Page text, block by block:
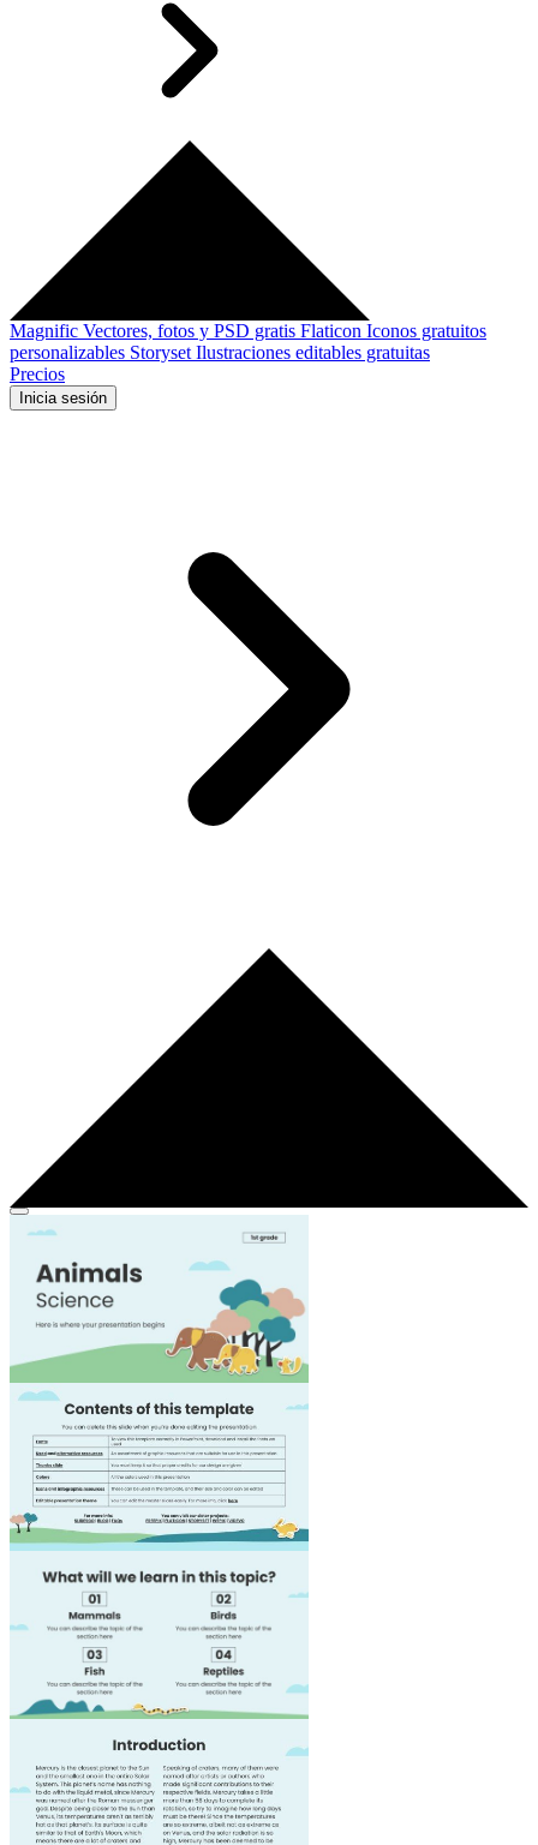
Magnific Vectores, fotos y PSD gratis Flaticon Iconos gratuitos
personalizables Storyset Ilustraciones editables gratuitas
Precios
Inicia sesión